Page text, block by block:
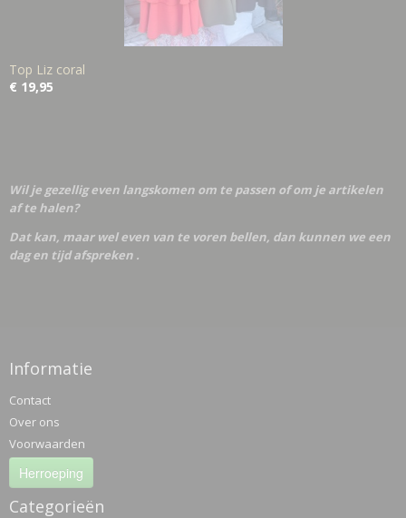
Top Liz coral
€ 19,95
Wil je gezellig even langskomen om te passen of om je artikelen
af te halen?
Dat kan, maar wel even van te voren bellen, dan kunnen we een
dag en tijd afspreken .
Informatie
Contact
Over ons
Voorwaarden
Herroeping
Categorieën